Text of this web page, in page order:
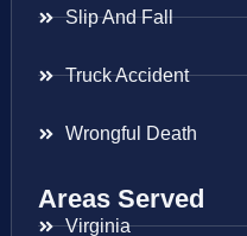
Slip And Fall
Truck Accident
Wrongful Death
Areas Served
Virginia